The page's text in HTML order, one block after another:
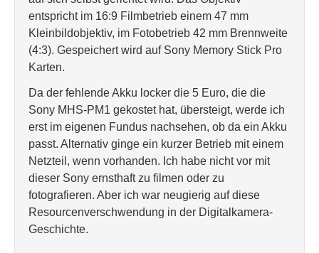
entspricht im 16:9 Filmbetrieb einem 47 mm
Kleinbildobjektiv, im Fotobetrieb 42 mm Brennweite
(4:3). Gespeichert wird auf Sony Memory Stick Pro
Karten.
Da der fehlende Akku locker die 5 Euro, die die
Sony MHS-PM1 gekostet hat, übersteigt, werde ich
erst im eigenen Fundus nachsehen, ob da ein Akku
passt. Alternativ ginge ein kurzer Betrieb mit einem
Netzteil, wenn vorhanden. Ich habe nicht vor mit
dieser Sony ernsthaft zu filmen oder zu
fotografieren. Aber ich war neugierig auf diese
Resourcenverschwendung in der Digitalkamera-
Geschichte.